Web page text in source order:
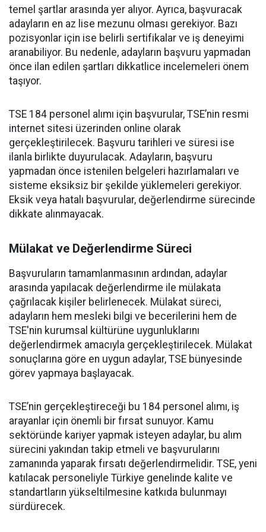
temel şartlar arasında yer alıyor. Ayrıca, başvuracak
adayların en az lise mezunu olması gerekiyor. Bazı
pozisyonlar için ise belirli sertifikalar ve iş deneyimi
aranabiliyor. Bu nedenle, adayların başvuru yapmadan
önce ilan edilen şartları dikkatlice incelemeleri önem
taşıyor.
TSE 184 personel alımı için başvurular, TSE’nin resmi
internet sitesi üzerinden online olarak
gerçekleştirilecek. Başvuru tarihleri ve süresi ise
ilanla birlikte duyurulacak. Adayların, başvuru
yapmadan önce istenilen belgeleri hazırlamaları ve
sisteme eksiksiz bir şekilde yüklemeleri gerekiyor.
Eksik veya hatalı başvurular, değerlendirme sürecinde
dikkate alınmayacak.
Mülakat ve Değerlendirme Süreci
Başvuruların tamamlanmasının ardından, adaylar
arasında yapılacak değerlendirme ile mülakata
çağrılacak kişiler belirlenecek. Mülakat süreci,
adayların hem mesleki bilgi ve becerilerini hem de
TSE'nin kurumsal kültürüne uygunluklarını
değerlendirmek amacıyla gerçekleştirilecek. Mülakat
sonuçlarına göre en uygun adaylar, TSE bünyesinde
görev yapmaya başlayacak.
TSE’nin gerçekleştireceği bu 184 personel alımı, iş
arayanlar için önemli bir fırsat sunuyor. Kamu
sektöründe kariyer yapmak isteyen adaylar, bu alım
sürecini yakından takip etmeli ve başvurularını
zamanında yaparak fırsatı değerlendirmelidir. TSE, yeni
katılacak personeliyle Türkiye genelinde kalite ve
standartların yükseltilmesine katkıda bulunmayı
sürdürecek.